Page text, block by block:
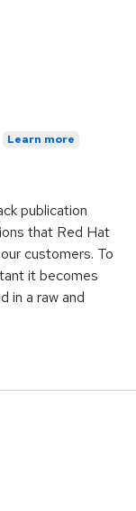
Learn more
publication
that Red Hat
customers. To
it becomes
in a raw and